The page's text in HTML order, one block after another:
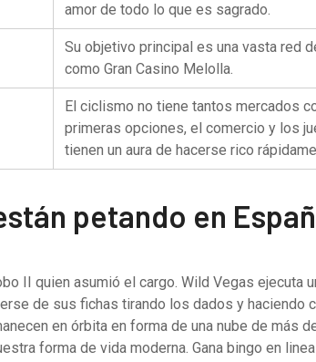
amor de todo lo que es sagrado.
Su objetivo principal es una vasta red
como Gran Casino Melolla.
El ciclismo no tiene tantos mercados
primeras opciones, el comercio y los
tienen un aura de hacerse rico
petando en
II quien asumió el cargo. Wild Vegas ejecuta
de sus fichas tirando los dados y haciendo
en órbita en forma de una nube de más
forma de vida moderna. Gana bingo en